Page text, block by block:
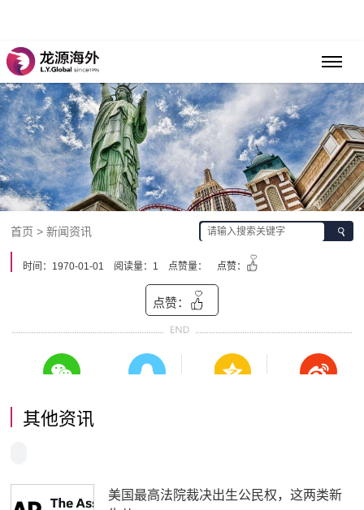
首页 > 新闻资讯
时间：1970-01-01 阅读量：1 点赞量： 点赞：
点赞：
其他资讯
美国最高法院裁决出生公民权，这两类新